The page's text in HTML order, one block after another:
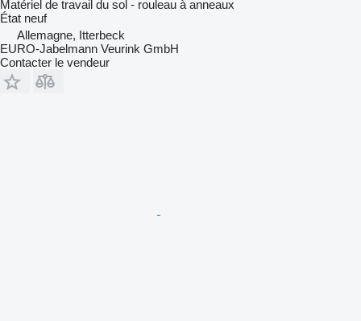
Matériel de travail du sol - rouleau à anneaux
État neuf
Allemagne, Itterbeck
EURO-Jabelmann Veurink GmbH
Contacter le vendeur